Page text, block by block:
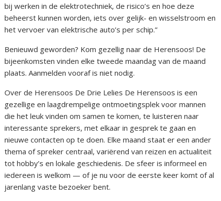
bij werken in de elektrotechniek, de risico’s en hoe deze
beheerst kunnen worden, iets over gelijk- en wisselstroom en
het vervoer van elektrische auto’s per schip.”
Benieuwd geworden? Kom gezellig naar de Herensoos! De
bijeenkomsten vinden elke tweede maandag van de maand
plaats. Aanmelden vooraf is niet nodig.
Over de Herensoos De Drie Lelies De Herensoos is een
gezellige en laagdrempelige ontmoetingsplek voor mannen
die het leuk vinden om samen te komen, te luisteren naar
interessante sprekers, met elkaar in gesprek te gaan en
nieuwe contacten op te doen. Elke maand staat er een ander
thema of spreker centraal, variërend van reizen en actualiteit
tot hobby’s en lokale geschiedenis. De sfeer is informeel en
iedereen is welkom — of je nu voor de eerste keer komt of al
jarenlang vaste bezoeker bent.